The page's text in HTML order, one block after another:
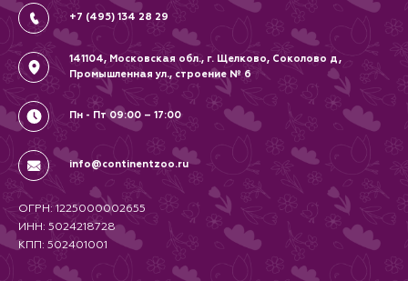
+7 (495) 134 28 29
141104, Московская обл., г. Щелково, Соколово д,
Промышленная ул., строение № 6
Пн - Пт 09:00 – 17:00
info@continentzoo.ru
ОГРН: 1225000002655
ИНН: 5024218728
КПП: 502401001